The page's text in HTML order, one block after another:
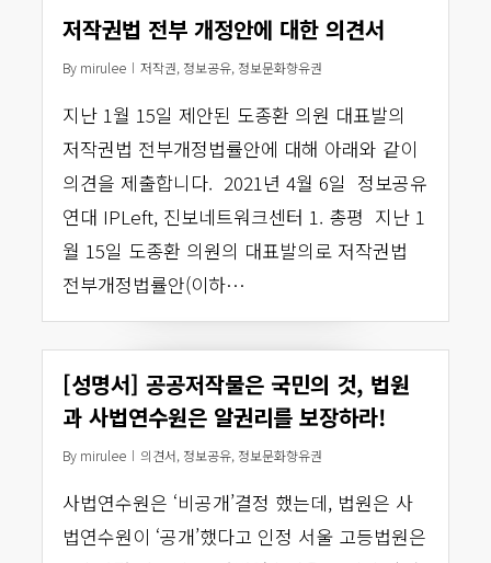
저작권법 전부 개정안에 대한 의견서
By mirulee 저작권, 정보공유, 정보문화향유권
지난 1월 15일 제안된 도종환 의원 대표발의
저작권법 전부개정법률안에 대해 아래와 같이
의견을 제출합니다. 2021년 4월 6일 정보공유
연대 IPLeft, 진보네트워크센터 1. 총평 지난 1
월 15일 도종환 의원의 대표발의로 저작권법
전부개정법률안(이하…
[성명서] 공공저작물은 국민의 것, 법원
과 사법연수원은 알권리를 보장하라!
By mirulee 의견서, 정보공유, 정보문화향유권
사법연수원은 ‘비공개’결정 했는데, 법원은 사
법연수원이 ‘공개’했다고 인정 서울 고등법원은